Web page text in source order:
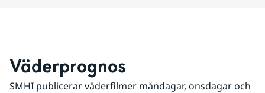
Väderprognos
SMHI publicerar väderfilmer måndagar, onsdagar och